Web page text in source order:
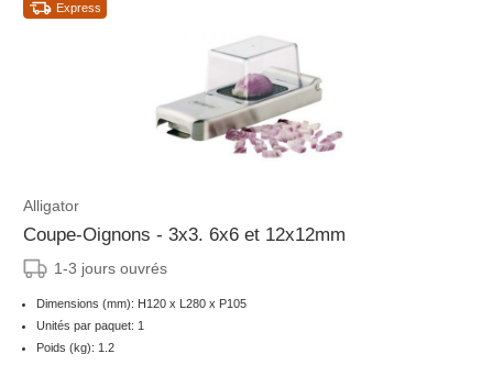
Express
Alligator
Coupe-Oignons - 3x3. 6x6 et 12x12mm
1-3 jours ouvrés
Dimensions (mm): H120 x L280 x P105
Unités par paquet: 1
Poids (kg): 1.2